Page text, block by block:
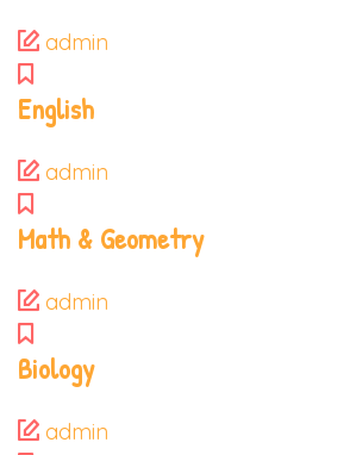
admin
English
admin
Math & Geometry
admin
Biology
admin